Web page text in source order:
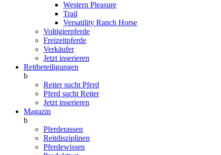
Western Pleasure
Trail
Versatility Ranch Horse
Voltigierpferde
Freizeitpferde
Verkäufer
Jetzt inserieren
Reitbeteiligungen
b
Reiter sucht Pferd
Pferd sucht Reiter
Jetzt inserieren
Magazin
b
Pferderassen
Reitdisziplinen
Pferdewissen